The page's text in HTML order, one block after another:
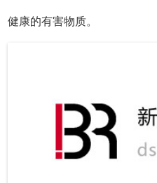
健康的有害物质。
道蠕动，减少肠道中食物渣
2 降低血液胆固醇含量